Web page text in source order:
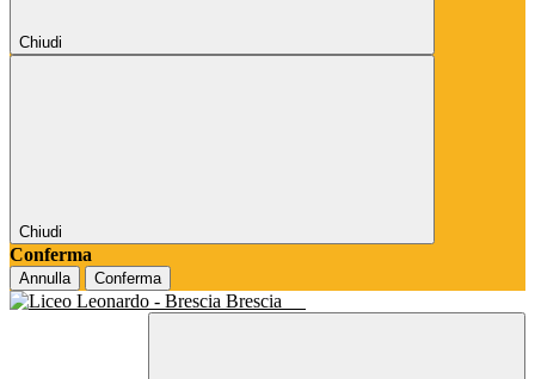
Chiudi
Chiudi
Conferma
Annulla Conferma
Brescia